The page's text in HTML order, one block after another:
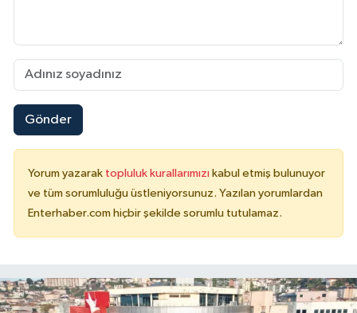
Gönder
Yorum yazarak topluluk kurallarımızı kabul etmiş bulunuyor
ve tüm sorumluluğu üstleniyorsunuz. Yazılan yorumlardan
Enterhaber.com hiçbir şekilde sorumlu tutulamaz.